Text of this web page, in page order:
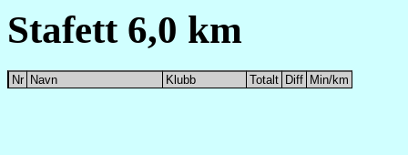
Stafett 6,0 km
Nr Navn Klubb Totalt Diff Min/km